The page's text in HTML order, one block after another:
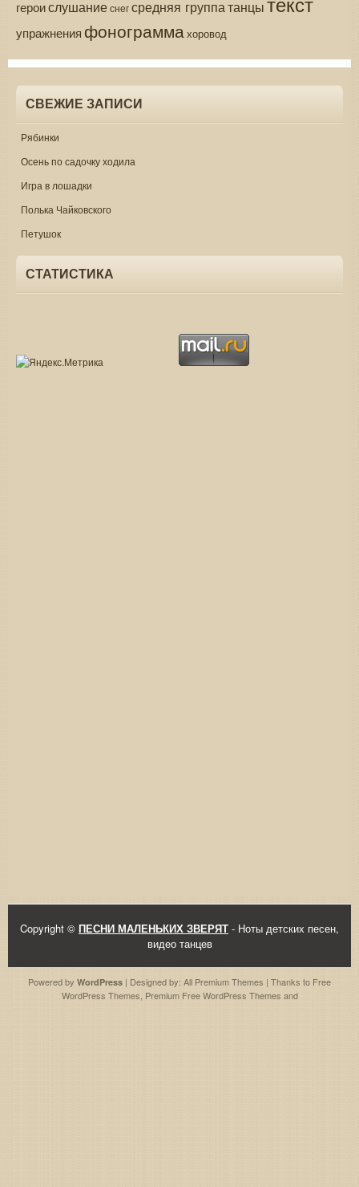
героислушаниеснегсредняя группатанцы
упражнения фонограммахоровод
СВЕЖИЕ ЗАПИСИ
Рябинки
Осень по садочку ходила
Игра в лошадки
Полька Чайковского
Петушок
СТАТИСТИКА
Copyright © ПЕСНИ МАЛЕНЬКИХ ЗВЕРЯТ - Ноты детских песен,
видео танцев
Powered by WordPress | Designed by: All Premium Themes | Thanks to Free
WordPress Themes Premium Free WordPress Themes and